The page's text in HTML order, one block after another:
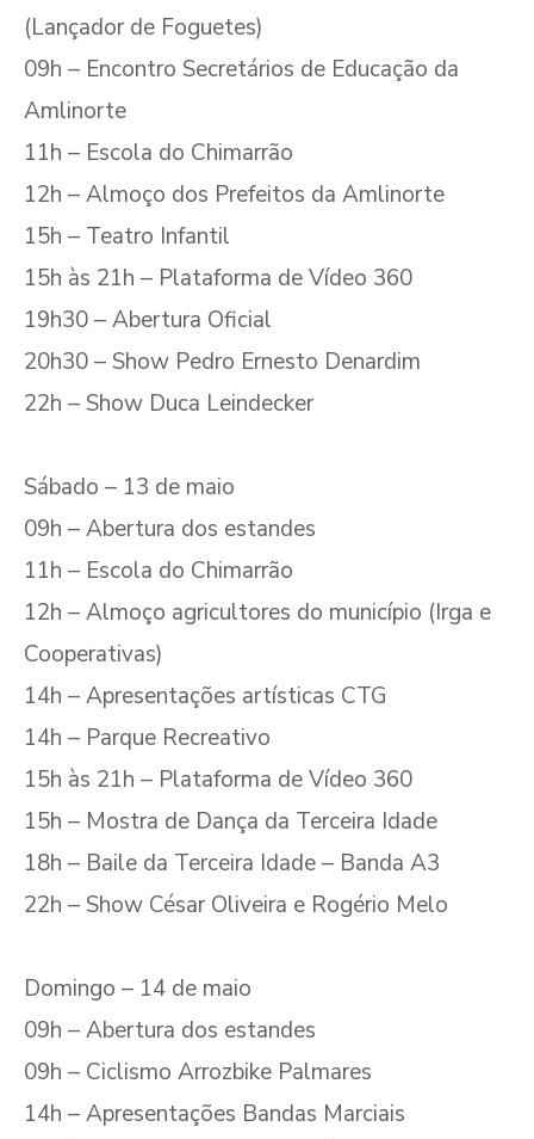
(Lançador de Foguetes)
09h – Encontro Secretários de Educação da
Amlinorte
11h – Escola do Chimarrão
12h – Almoço dos Prefeitos da Amlinorte
15h – Teatro Infantil
15h às 21h – Plataforma de Vídeo 360
19h30 – Abertura Oficial
20h30 – Show Pedro Ernesto Denardim
22h – Show Duca Leindecker
Sábado – 13 de maio
09h – Abertura dos estandes
11h – Escola do Chimarrão
12h – Almoço agricultores do município (Irga e
Cooperativas)
14h – Apresentações artísticas CTG
14h – Parque Recreativo
15h às 21h – Plataforma de Vídeo 360
15h – Mostra de Dança da Terceira Idade
18h – Baile da Terceira Idade – Banda A3
22h – Show César Oliveira e Rogério Melo
Domingo – 14 de maio
09h – Abertura dos estandes
09h – Ciclismo Arrozbike Palmares
14h – Apresentações Bandas Marciais